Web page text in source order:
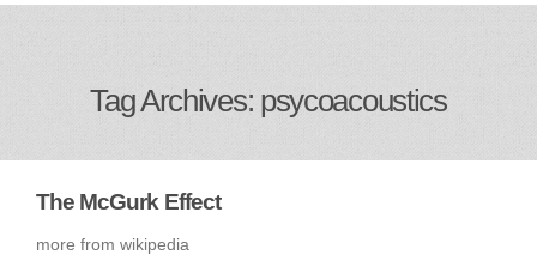
Tag Archives: psycoacoustics
The McGurk Effect
more from wikipedia